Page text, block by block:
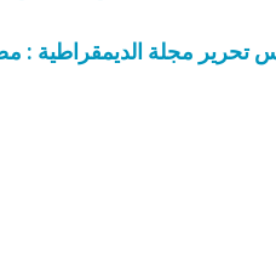
تحرير مجلة الديمقراطية :